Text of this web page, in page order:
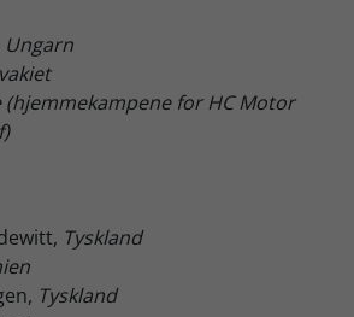
Ungarn
(hjemmekampene for HC Motor
Tyskland
Tyskland